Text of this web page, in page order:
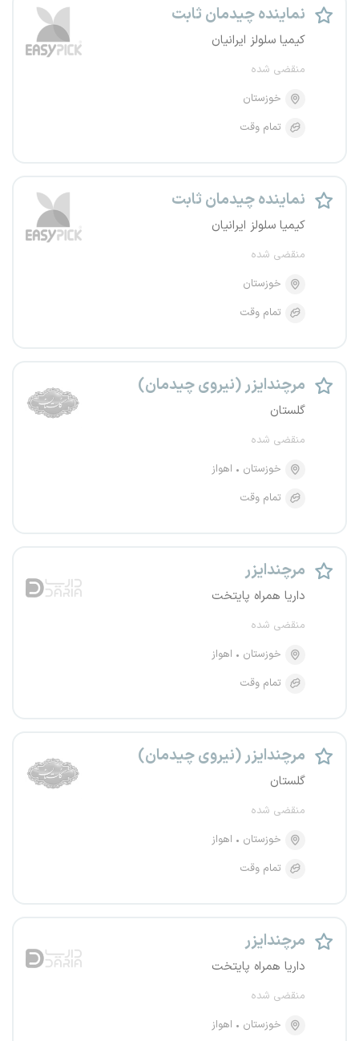
نماینده چیدمان ثابت
کیمیا سلولز ایرانیان
منقضی شده
خوزستان
تمام وقت
نماینده چیدمان ثابت
کیمیا سلولز ایرانیان
منقضی شده
خوزستان
تمام وقت
مرچندایزر (نیروی چیدمان)
گلستان
منقضی شده
خوزستان
اهواز
تمام وقت
مرچندایزر
داریا همراه پایتخت
منقضی شده
خوزستان
اهواز
تمام وقت
مرچندایزر (نیروی چیدمان)
گلستان
منقضی شده
خوزستان
اهواز
تمام وقت
مرچندایزر
داریا همراه پایتخت
منقضی شده
خوزستان
اهواز